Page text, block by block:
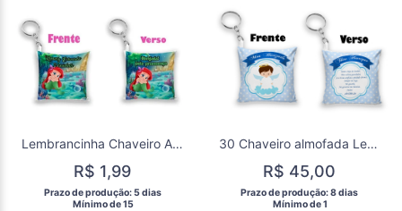
Lembrancinha Chaveiro Almofada Ariel Sereia
R$ 1,99
Prazo de produção: 5 dias
  Mínimo de 15
30 Chaveiro almofada Lembrancinha Batizado
R$ 45,00
Prazo de produção: 8 dias
  Mínimo de 1